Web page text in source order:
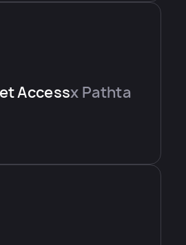
Accessx Pathta